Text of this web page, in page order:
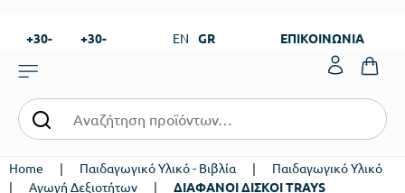
+30-
99273
+30-
EN GR ΕΠΙΚΟΙΝΩΝΙΑ
Home | Παιδαγωγικό Υλικό - Βιβλία |
Παιδαγωγικό Υλικό
|
Αγωγή Δεξιοτήτων | ΔΙΑΦΑΝΟΙ ΔΙΣΚΟΙ TRAYS